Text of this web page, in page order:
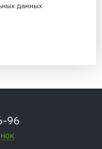
данных
96